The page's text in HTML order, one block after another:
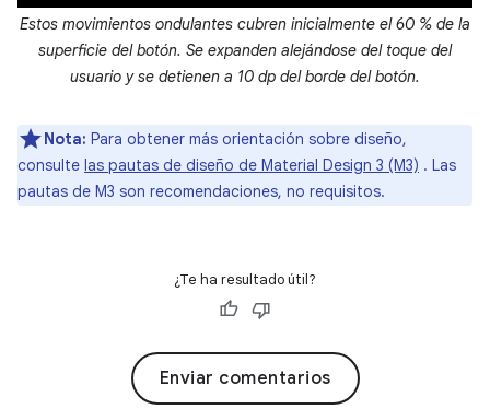
Estos movimientos ondulantes cubren inicialmente el 60 % de la
superficie del botón. Se expanden alejándose del toque del
usuario y se detienen a 10 dp del borde del botón.
Nota: Para obtener más orientación sobre diseño,
consulte las pautas de diseño de Material Design 3 (M3) . Las
pautas de M3 son recomendaciones, no requisitos.
¿Te ha resultado útil?
Enviar comentarios